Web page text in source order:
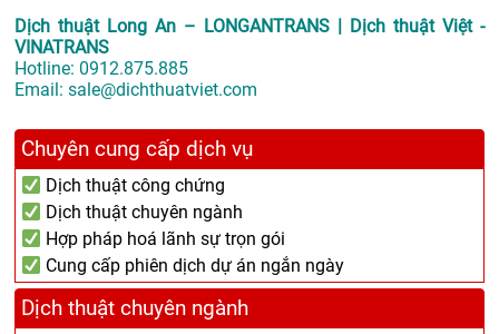
Dịch thuật Long An – LONGANTRANS | Dịch thuật Việt -
VINATRANS
Hotline: 0912.875.885
Email: sale@dichthuatviet.com
Chuyên cung cấp dịch vụ
Dịch thuật công chứng
Dịch thuật chuyên ngành
Hợp pháp hoá lãnh sự trọn gói
Cung cấp phiên dịch dự án ngắn ngày
Dịch thuật chuyên ngành